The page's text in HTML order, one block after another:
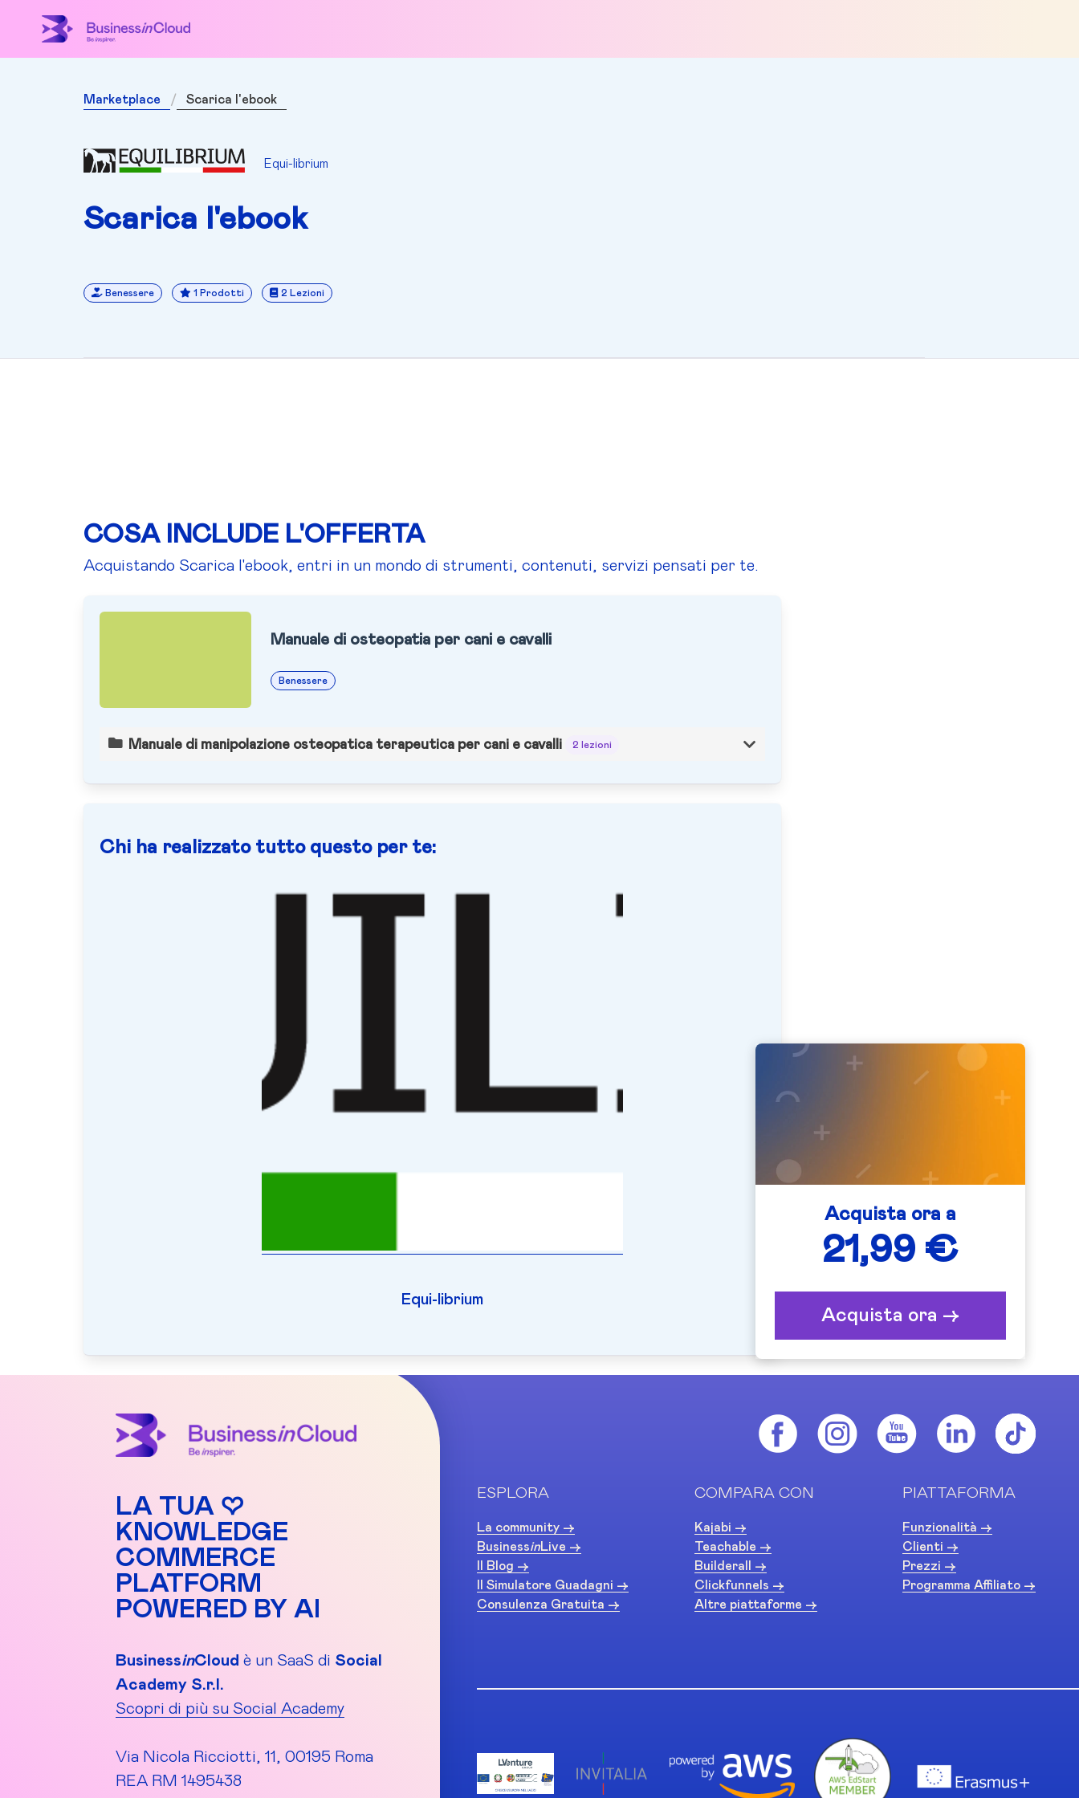
Marketplace Scarica l'ebook
Equi-librium
Scarica l'ebook
Benessere 1 Prodotti 2 Lezioni
COSA INCLUDE L'OFFERTA
Acquistando Scarica l'ebook, entri in un mondo di strumenti, contenuti, servizi pensati per te.
Manuale di osteopatia per cani e cavalli
Benessere
Manuale di manipolazione osteopatica terapeutica per cani e cavalli 2 lezioni
Chi ha realizzato tutto questo per te:
Equi-librium
Acquista ora a
21,99 €
Acquista ora ->
LA TUA ♡
KNOWLEDGE
COMMERCE
PLATFORM
POWERED BY AI
BusinessinCloud è un SaaS di Social
Academy S.r.l.
Scopri di più su Social Academy
Via Nicola Ricciotti, 11, 00195 Roma
REA RM 1495438
ESPLORA
La community ->
BusinessinLive ->
Il Blog ->
Il Simulatore Guadagni ->
Consulenza Gratuita ->
COMPARA CON
Kajabi ->
Teachable ->
Builderall ->
Clickfunnels ->
Altre piattaforme ->
PIATTAFORMA
Funzionalità ->
Clienti ->
Prezzi ->
Programma Affiliato ->